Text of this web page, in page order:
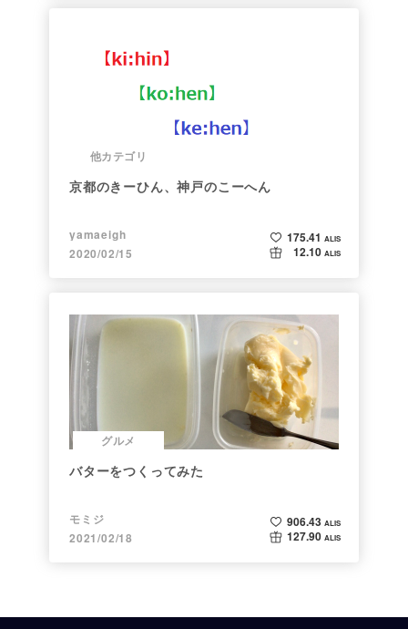
他カテゴリ
京都のきーひん、神戸のこーへん
yamaeigh
2020/02/15
175.41 ALIS
12.10 ALIS
グルメ
バターをつくってみた
モミジ
2021/02/18
906.43 ALIS
127.90 ALIS